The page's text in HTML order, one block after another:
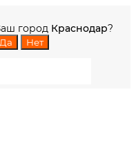
город Краснодар?